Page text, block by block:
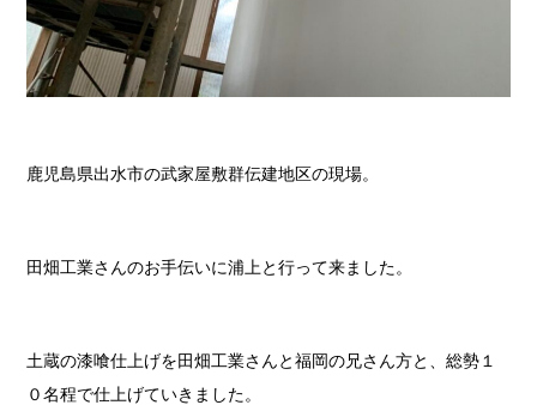
鹿児島県出水市の武家屋敷群伝建地区の現場。
田畑工業さんのお手伝いに浦上と行って来ました。
土蔵の漆喰仕上げを田畑工業さんと福岡の兄さん方と、総勢１
０名程で仕上げていきました。